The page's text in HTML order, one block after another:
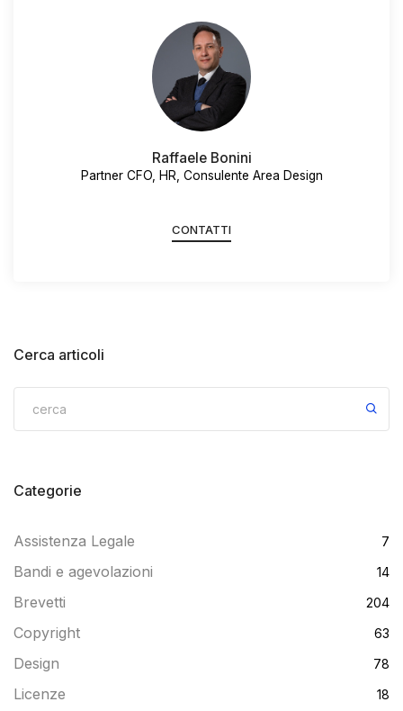
Raffaele Bonini
Partner CFO, HR, Consulente Area Design
CONTATTI
Cerca articoli
Categorie
Assistenza Legale 7
Bandi e agevolazioni 14
Brevetti 204
Copyright 63
Design 78
Licenze 18